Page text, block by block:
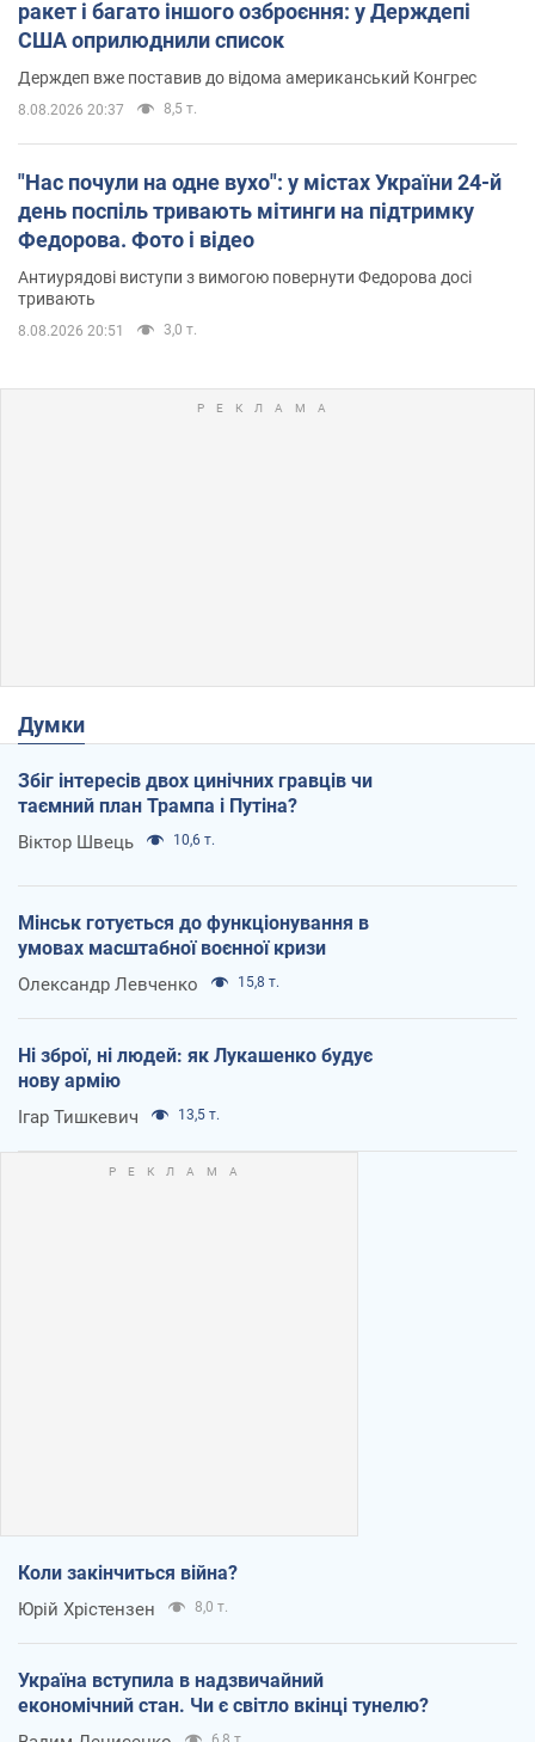
ракет і багато іншого озброєння: у Держдепі
США оприлюднили список
Держдеп вже поставив до відома американський Конгрес
8.08.2026 20:37 8,5 т.
"Нас почули на одне вухо": у містах України 24-й
день поспіль тривають мітинги на підтримку
Федорова. Фото і відео
Антиурядові виступи з вимогою повернути Федорова досі
тривають
8.08.2026 20:51 3,0 т.
Думки
Збіг інтересів двох цинічних гравців чи
таємний план Трампа і Путіна?
Віктор Швець 10,6 т.
Мінськ готується до функціонування в
умовах масштабної воєнної кризи
Олександр Левченко 15,8 т.
Ні зброї, ні людей: як Лукашенко будує
нову армію
Ігар Тишкевич 13,5 т.
Коли закінчиться війна?
Юрій Хрістензен 8,0 т.
Україна вступила в надзвичайний
економічний стан. Чи є світло вкінці тунелю?